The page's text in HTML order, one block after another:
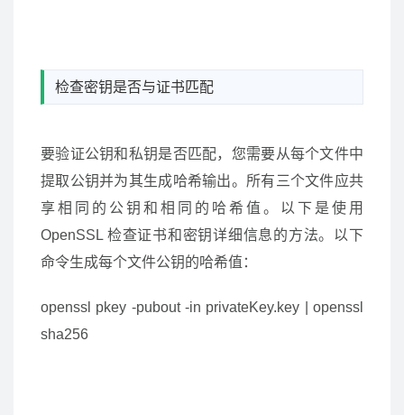
检查密钥是否与证书匹配
要验证公钥和私钥是否匹配，您需要从每个文件中
提取公钥并为其生成哈希输出。所有三个文件应共
享相同的公钥和相同的哈希值。以下是使用
OpenSSL 检查证书和密钥详细信息的方法。以下
命令生成每个文件公钥的哈希值：
openssl pkey -pubout -in privateKey.key | openssl
sha256